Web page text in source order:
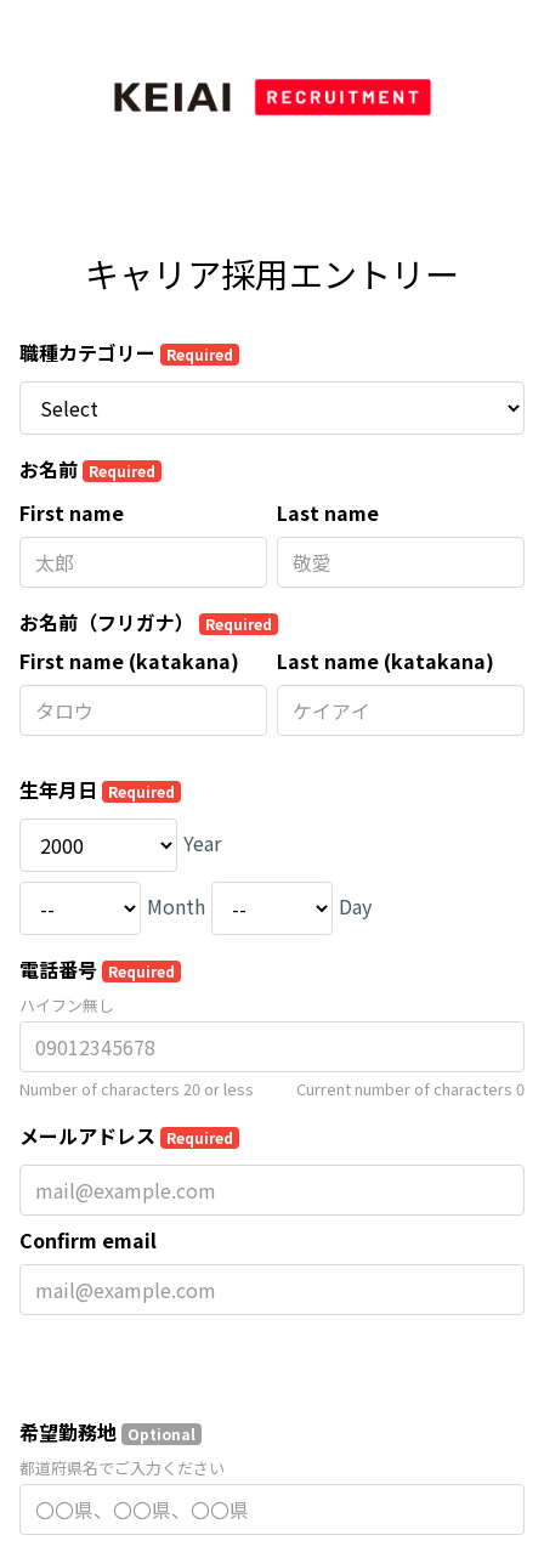
キャリア採用エントリー
職種カテゴリー Required
お名前 Required
Last name
First name
お名前（フリガナ） Required
Last name (katakana)
First name (katakana)
生年月日 Required
Year
Month Day
電話番号 Required
ハイフン無し
Number of characters 20 or less Current number of characters 0
メールアドレス Required
Confirm email
希望勤務地 Optional
都道府県名でご入力ください